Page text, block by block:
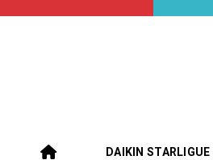
DAIKIN STARLIGUE